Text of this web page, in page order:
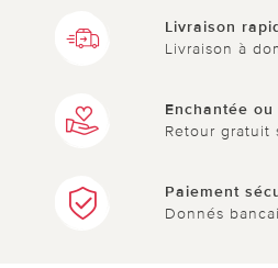
Livraison
Livraison à
Enchantée
Retour gratuit
Paiement
Donnés